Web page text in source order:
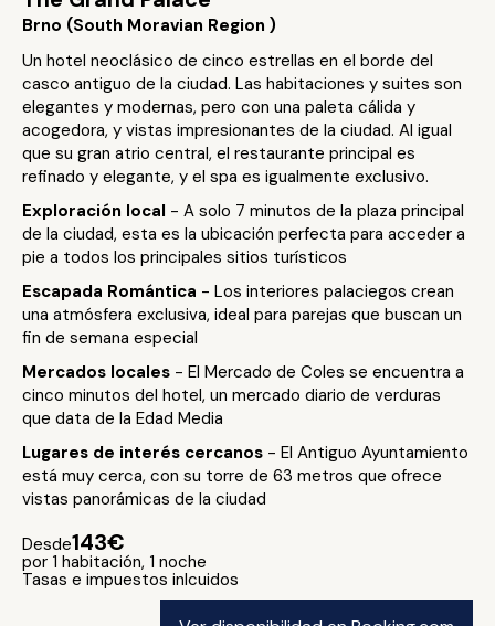
Brno (South Moravian Region )
Un hotel neoclásico de cinco estrellas en el borde del
casco antiguo de la ciudad. Las habitaciones y suites son
elegantes y modernas, pero con una paleta cálida y
acogedora, y vistas impresionantes de la ciudad. Al igual
que su gran atrio central, el restaurante principal es
refinado y elegante, y el spa es igualmente exclusivo.
Exploración local - A solo 7 minutos de la plaza principal
de la ciudad, esta es la ubicación perfecta para acceder a
pie a todos los principales sitios turísticos
Escapada Romántica - Los interiores palaciegos crean
una atmósfera exclusiva, ideal para parejas que buscan un
fin de semana especial
Mercados locales - El Mercado de Coles se encuentra a
cinco minutos del hotel, un mercado diario de verduras
que data de la Edad Media
Lugares de interés cercanos - El Antiguo Ayuntamiento
está muy cerca, con su torre de 63 metros que ofrece
vistas panorámicas de la ciudad
Desde143€
por 1 habitación, 1 noche
Tasas e impuestos inlcuidos